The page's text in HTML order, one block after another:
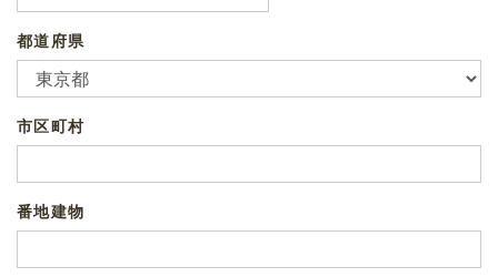
都道府県
市区町村
番地建物